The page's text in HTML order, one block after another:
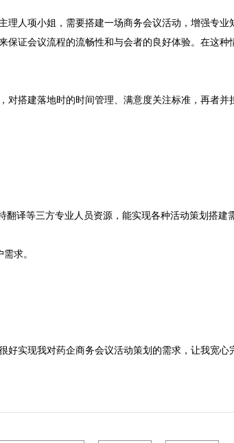
人项小姐，需要搭建一场商务会议活动，增强专业
证会议流程的流畅性和与会者的良好体验。在这种
搭建落地时的时间管理、满意度关注标准，再者并
译等三方专业人员资源，能实现各种活动策划搭建
求。
实现我对药企商务会议活动策划的需求，让我宽心